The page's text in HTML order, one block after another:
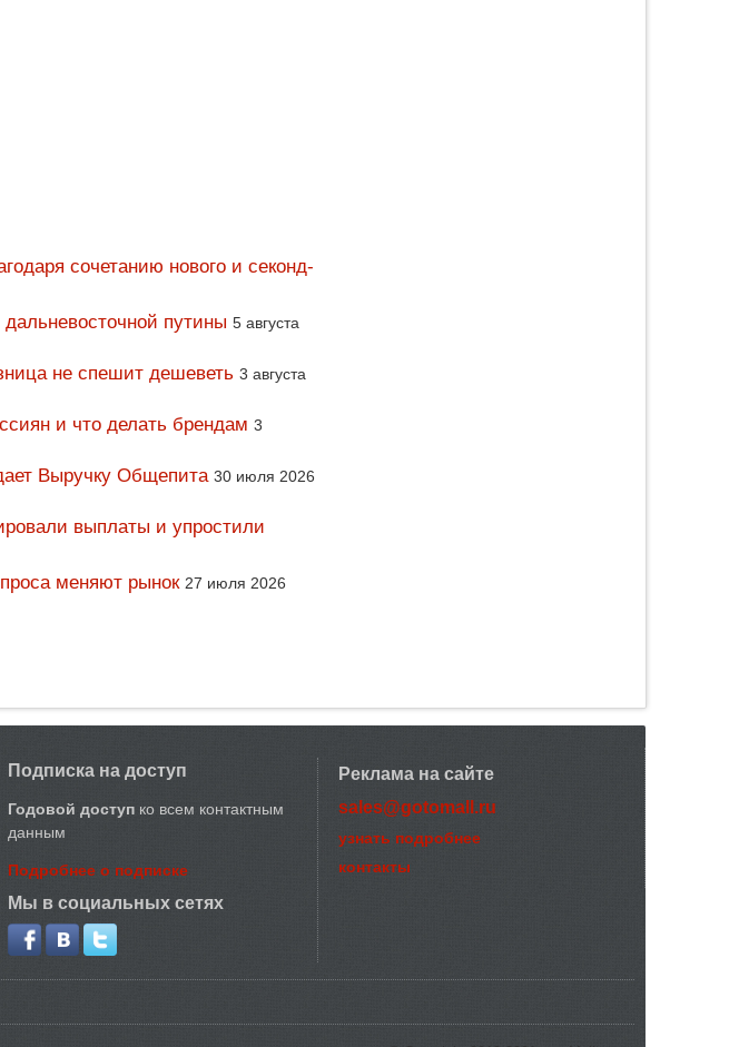
сочетанию нового и секонд-
путины 5 августа
не спешит дешеветь 3 августа
и что делать брендам 3
Выручку Общепита 30 июля 2026
выплаты и упростили
меняют рынок 27 июля 2026
Подписка на доступ
Годовой доступ ко всем контактным
данным
Подробнее о подписке
Мы в социальных сетях
Реклама на сайте
sales@gotomall.ru
узнать подробнее
контакты